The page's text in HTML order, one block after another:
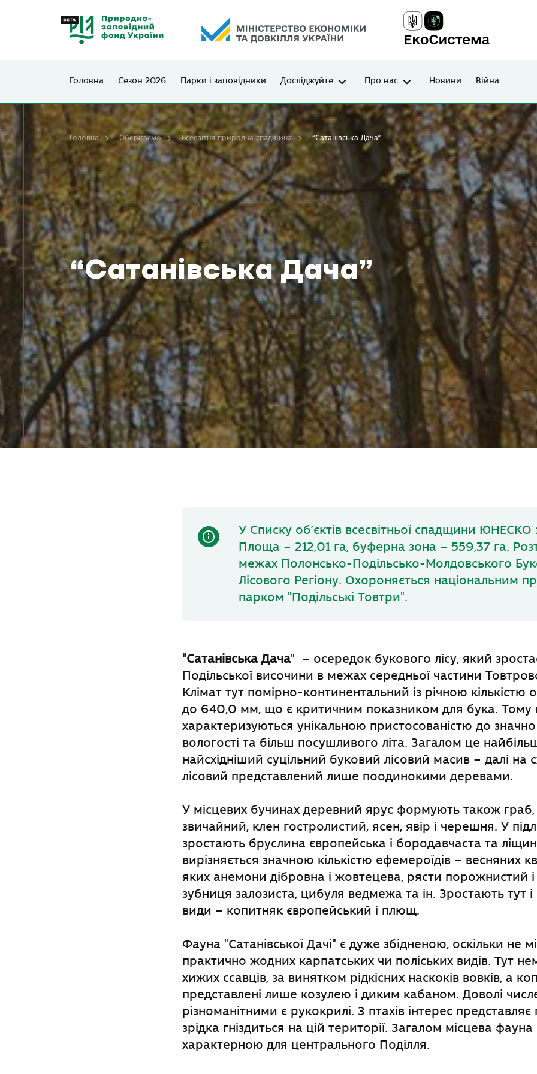
Головна Сезон 2026 Парки і заповідники Досліджуйте Про нас Новини Війна
“Сатанівська Дача”
Головна Оберігаємо Всесвітня природна спадщина “Сатанівська Дача”
У Списку об’єктів всесвітньої спадщини ЮНЕСКО
Площа – 212,01 га, буферна зона – 559,37 га.
межах Полонсько-Подільсько-Молдовського
Лісового Регіону. Охороняється національним
парком "Подільські Товтри".
"Сатанівська Дача" – осередок букового лісу, який
Подільської височини в межах середньої частини
Клімат тут помірно-континентальний із річною кількістю
до 640,0 мм, що є критичним показником для бука. Тому
характеризуються унікальною пристосованістю до
вологості та більш посушливого літа. Загалом це
найсхідніший суцільний буковий лісовий масив – далі на
лісовий представлений лише поодинокими деревами.
У місцевих бучинах деревний ярус формують також граб,
звичайний, клен гостролистий, ясен, явір і черешня. У
зростають бруслина європейська і бородавчаста та
вирізняється значною кількістю ефемероїдів – весняних
яких анемони дібровна і жовтецева, рясти порожнистий
зубниця залозиста, цибуля ведмежа та ін. Зростають тут і
види – копитняк європейський і плющ.
Фауна "Сатанівської Дачі" є дуже збідненою, оскільки не
практично жодних карпатських чи поліських видів. Тут
хижих ссавців, за винятком рідкісних наскоків вовків, а
представлені лише козулею і диким кабаном. Доволі
різноманітними є рукокрилі. З птахів інтерес представляє
зрідка гніздиться на цій території. Загалом місцева фауна
характерною для центрального Поділля.